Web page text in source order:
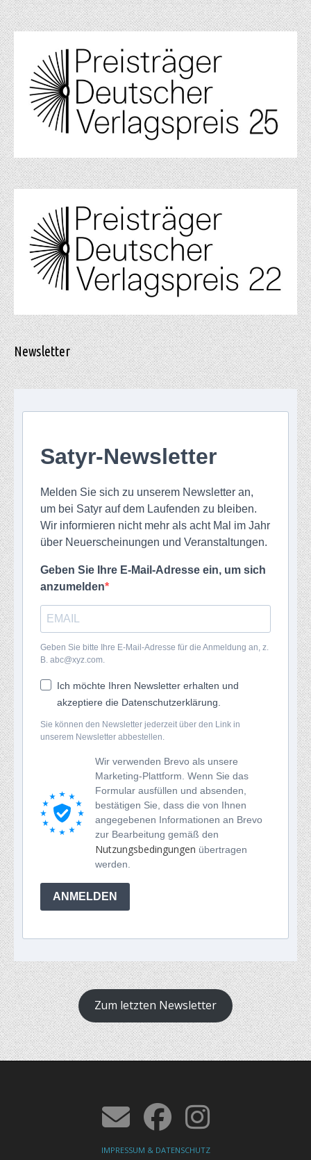
Newsletter
Satyr-Newsletter
Melden Sie sich zu unserem Newsletter an,
um bei Satyr auf dem Laufenden zu bleiben.
Wir informieren nicht mehr als acht Mal im Jahr
über Neuerscheinungen und Veranstaltungen.
Geben Sie Ihre E-Mail-Adresse ein, um sich
anzumelden
Geben Sie bitte Ihre E-Mail-Adresse für die Anmeldung an, z.
B. abc@xyz.com.
Ich möchte Ihren Newsletter erhalten und
akzeptiere die Datenschutzerklärung.
Sie können den Newsletter jederzeit über den Link in
unserem Newsletter abbestellen.
Wir verwenden Brevo als unsere
Marketing-Plattform. Wenn Sie das
Formular ausfüllen und absenden,
bestätigen Sie, dass die von Ihnen
angegebenen Informationen an Brevo
zur Bearbeitung gemäß den
Nutzungsbedingungen übertragen
werden.
ANMELDEN
Zum letzten Newsletter
IMPRESSUM & DATENSCHUTZ